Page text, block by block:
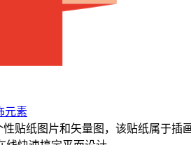
元素
贴纸图片和矢量图，该贴纸属于